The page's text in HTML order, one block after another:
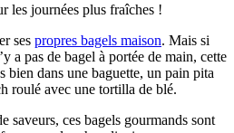
les journées plus fraîches !
ses propres bagels maison. Mais si
a pas de bagel à portée de main, cette
bien dans une baguette, un pain pita
roulé avec une tortilla de blé.
saveurs, ces bagels gourmands sont